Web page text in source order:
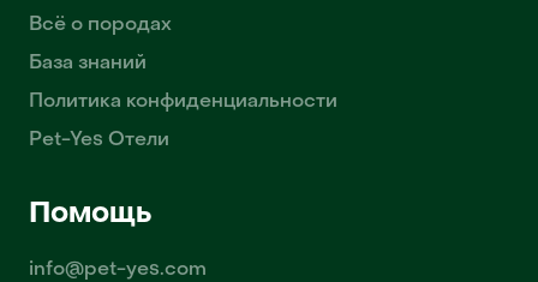
Всё о породах
База знаний
Политика конфиденциальности
Pet-Yes Отели
Помощь
info@pet-yes.com